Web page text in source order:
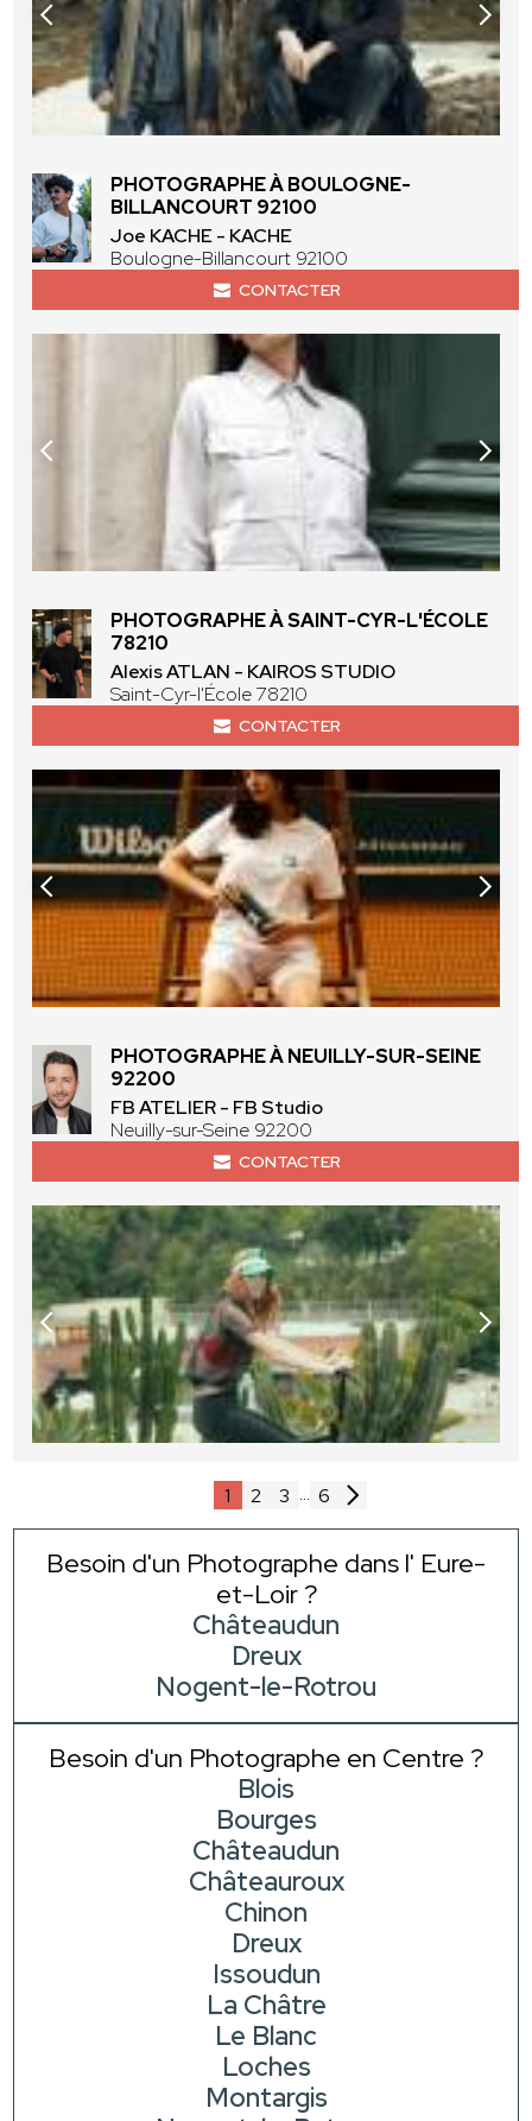
PHOTOGRAPHE À BOULOGNE-
BILLANCOURT 92100
Joe KACHE - KACHE
Boulogne-Billancourt 92100
CONTACTER
PHOTOGRAPHE À SAINT-CYR-L'ÉCOLE
78210
Alexis ATLAN - KAIROS STUDIO
Saint-Cyr-l'École 78210
CONTACTER
PHOTOGRAPHE À NEUILLY-SUR-SEINE
92200
FB ATELIER - FB Studio
Neuilly-sur-Seine 92200
CONTACTER
1 2 3 ... 6
Besoin d'un Photographe dans l' Eure-
et-Loir ?
Châteaudun
Dreux
Nogent-le-Rotrou
Besoin d'un Photographe en Centre ?
Blois
Bourges
Châteaudun
Châteauroux
Chinon
Dreux
Issoudun
La Châtre
Le Blanc
Loches
Montargis